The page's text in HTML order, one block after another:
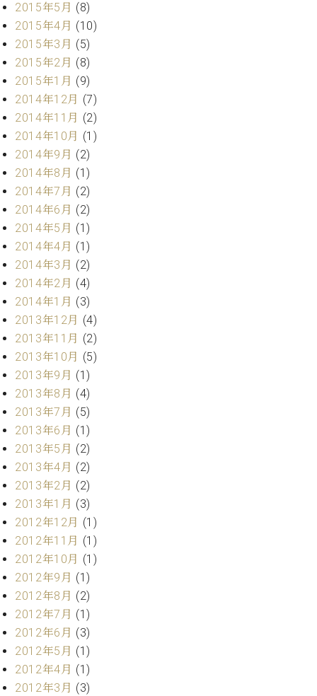
ト
カ
タ
マ
ー
サ
ー
ビ
ス
調
律
)
ア
フ
ー
サ
ー
ビ
ス
(調
調
律
師
紹
介
律
料
金
表
お
問
合
わ
せ
尾山調律師のブ
ログ Die
Musikgasse（音
楽の小道）
2015年5月 (8)
2015年4月 (10)
2015年3月 (5)
2015年2月 (8)
2015年1月 (9)
2014年12月 (7)
2014年11月 (2)
2014年10月 (1)
2014年9月 (2)
2014年8月 (1)
2014年7月 (2)
2014年6月 (2)
2014年5月 (1)
2014年4月 (1)
2014年3月 (2)
2014年2月 (4)
2014年1月 (3)
2013年12月 (4)
2013年11月 (2)
2013年10月 (5)
2013年9月 (1)
2013年8月 (4)
2013年7月 (5)
2013年6月 (1)
2013年5月 (2)
2013年4月 (2)
2013年2月 (2)
2013年1月 (3)
2012年12月 (1)
2012年11月 (1)
2012年10月 (1)
2012年9月 (1)
2012年8月 (2)
2012年7月 (1)
2012年6月 (3)
2012年5月 (1)
2012年4月 (1)
2012年3月 (3)